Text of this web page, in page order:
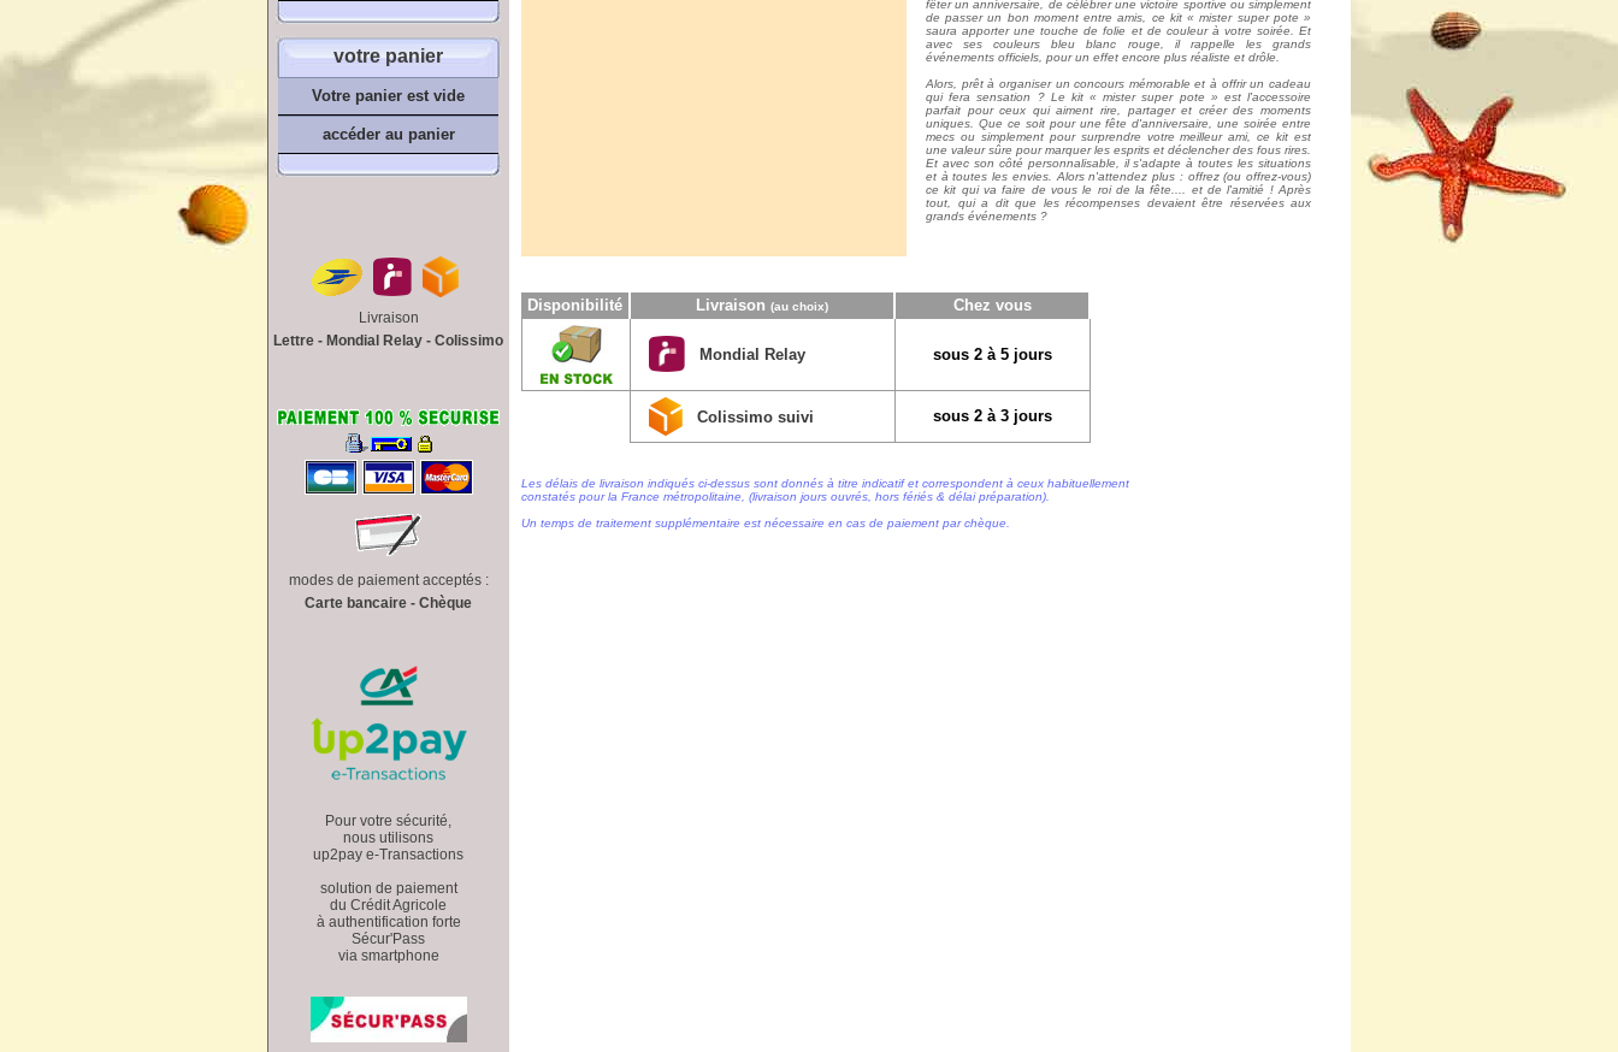
votre panier
Votre panier est vide
accéder au panier
Livraison
Lettre - Mondial Relay - Colissimo
modes de paiement acceptés :
Carte bancaire - Chèque
Pour votre sécurité,
nous utilisons
up2pay e-Transactions
solution de paiement
du Crédit Agricole
à authentification forte
Sécur'Pass
via smartphone
fêter un anniversaire, de célébrer une victoire sportive ou simplement
de passer un bon moment entre amis, ce kit « mister super pote »
saura apporter une touche de folie et de couleur à votre soirée. Et
avec ses couleurs bleu blanc rouge, il rappelle les grands
événements officiels, pour un effet encore plus réaliste et drôle.
Alors, prêt à organiser un concours mémorable et à offrir un cadeau
qui fera sensation ? Le kit « mister super pote » est l'accessoire
parfait pour ceux qui aiment rire, partager et créer des moments
uniques. Que ce soit pour une fête d'anniversaire, une soirée entre
mecs ou simplement pour surprendre votre meilleur ami, ce kit est
une valeur sûre pour marquer les esprits et déclencher des fous rires.
Et avec son côté personnalisable, il s'adapte à toutes les situations
et à toutes les envies. Alors n'attendez plus : offrez (ou offrez-vous)
ce kit qui va faire de vous le roi de la fête.... et de l'amitié ! Après
tout, qui a dit que les récompenses devaient être réservées aux
grands événements ?
Disponibilité Livraison (au choix) Chez vous
Mondial Relay sous 2 à 5 jours
Colissimo suivi sous 2 à 3 jours
Les délais de livraison indiqués ci-dessus sont donnés à titre indicatif et correspondent à ceux habituellement
constatés pour la France métropolitaine, (livraison jours ouvrés, hors fériés & délai préparation).
Un temps de traitement supplémentaire est nécessaire en cas de paiement par chèque.